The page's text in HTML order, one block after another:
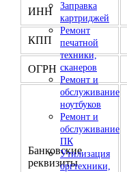
Заправка
картриджей
Ремонт
печатной
техники,
сканеров
Ремонт и
обслуживание
ноутбуков
Ремонт и
обслуживание
ПК
Утилизация
оргтехники,
ИНН
КПП
ОГРН
Банковские
реквизиты